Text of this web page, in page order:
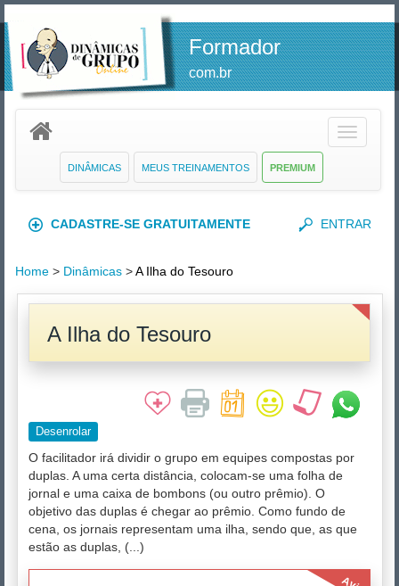
Formador
com.br
Toggle
PREMIUM
MEUS TREINAMENTOS
DINÂMICAS
CADASTRE-SE GRATUITAMENTE ENTRAR
Home > Dinâmicas >A Ilha do Tesouro
A Ilha do Tesouro
Desenrolar
O facilitador irá dividir o grupo em equipes compostas por
duplas. A uma certa distância, colocam-se uma folha de
jornal e uma caixa de bombons (ou outro prêmio). O
objetivo das duplas é chegar ao prêmio. Como fundo de
cena, os jornais representam uma ilha, sendo que, as que
estão as duplas, (...)